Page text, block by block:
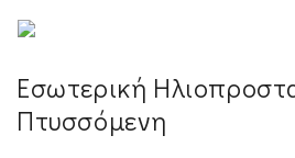
Εσωτερική
Πτυσσόμενη